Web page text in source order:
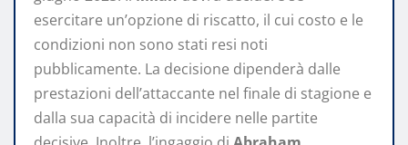
esercitare un’opzione di riscatto, il cui costo e le
condizioni non sono stati resi noti
pubblicamente. La decisione dipenderà dalle
prestazioni dell’attaccante nel finale di stagione e
dalla sua capacità di incidere nelle partite